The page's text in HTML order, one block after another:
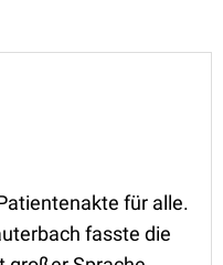
für alle.
fasste die